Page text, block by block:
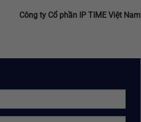
Công ty Cổ phần IP TIME Việt Nam